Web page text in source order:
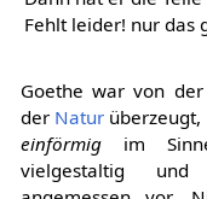
Fehlt leider! nur das
Goethe war von der
der Natur
einförmigim Sinne
vielgestaltig und